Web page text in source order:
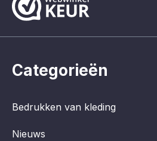
Categorieën
Bedrukken van kleding
Nieuws